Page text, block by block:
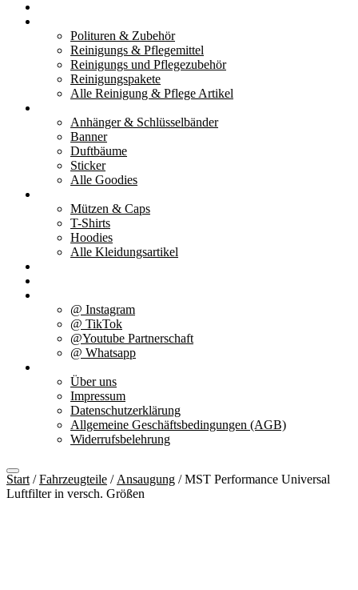
Polituren & Zubehör
Reinigungs & Pflegemittel
Reinigungs und Pflegezubehör
Reinigungspakete
Alle Reinigung & Pflege Artikel
Anhänger & Schlüsselbänder
Banner
Duftbäume
Sticker
Alle Goodies
Mützen & Caps
T-Shirts
Hoodies
Alle Kleidungsartikel
@ Instagram
@ TikTok
@Youtube Partnerschaft
@ Whatsapp
Über uns
Impressum
Datenschutzerklärung
Allgemeine Geschäftsbedingungen (AGB)
Widerrufsbelehrung
Start /Fahrzeugteile / Ansaugung / MST Performance Universal
Luftfilter in versch. Größen